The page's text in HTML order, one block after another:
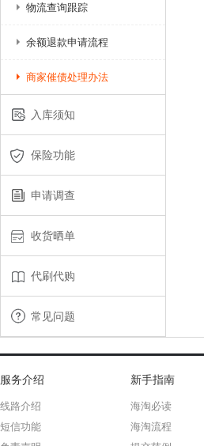
物流查询跟踪
余额退款申请流程
商家催债处理办法
入库须知
保险功能
申请调查
收货晒单
代刷代购
常见问题
服务介绍
线路介绍
短信功能
新手指南
海淘必读
海淘流程